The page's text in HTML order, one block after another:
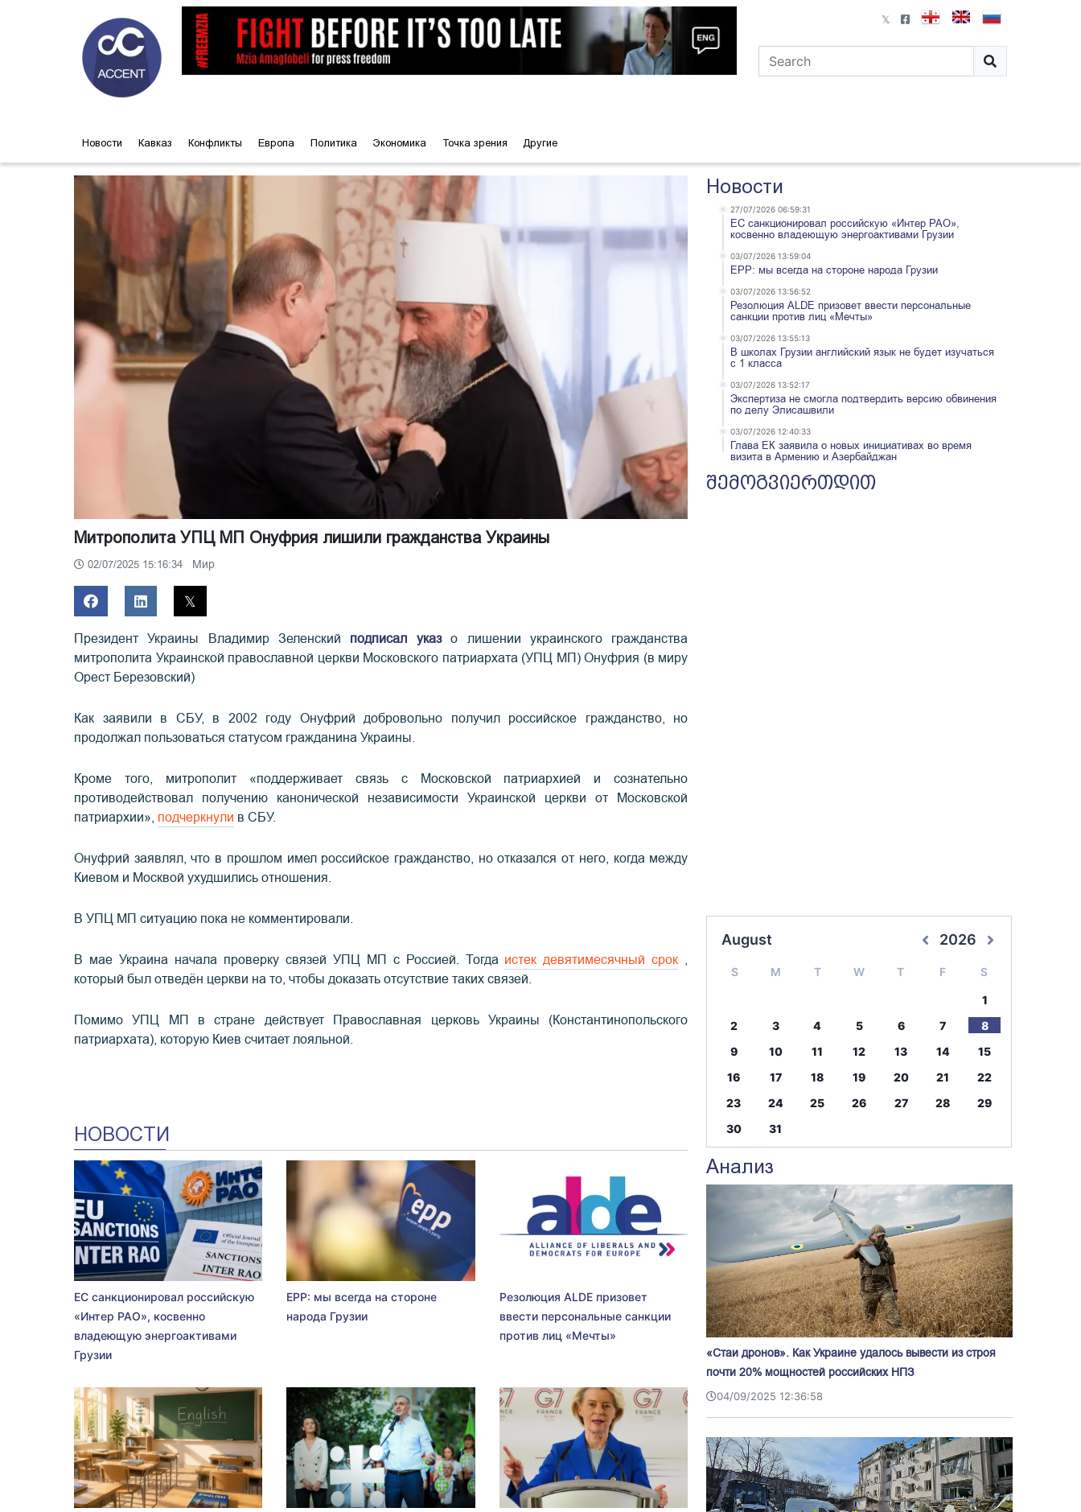
Новости Кавказ Конфликты Европа Политика Экономика Точка зрения Другие
Митрополита УПЦ МП Онуфрия лишили гражданства Украины
02/07/2025 15:16:34 Мир
Президент Украины Владимир Зеленский подписал указо лишении украинского гражданства
митрополита Украинской православной церкви Московского патриархата (УПЦ МП) Онуфрия (в миру
Орест Березовский)
Как заявили в СБУ, в 2002 году Онуфрий добровольно получил российское гражданство, но
продолжал пользоваться статусом гражданина Украины.
Кроме того, митрополит «поддерживает связь с Московской патриархией и сознательно
противодействовал получению канонической независимости Украинской церкви от Московской
патриархии», подчеркнули в СБУ.
Онуфрий заявлял, что в прошлом имел российское гражданство, но отказался от него, когда между
Киевом и Москвой ухудшились отношения.
В УПЦ МП ситуацию пока не комментировали.
В мае Украина начала проверку связей УПЦ МП с Россией. Тогда истек девятимесячный срок ,
который был отведён церкви на то, чтобы доказать отсутствие таких связей.
Помимо УПЦ МП в стране действует Православная церковь Украины (Константинопольского
патриархата), которую Киев считает лояльной.
НОВОСТИ
ЕС санкционировал российскую
«Интер РАО», косвенно
владеющую энергоактивами
Грузии
EPP: мы всегда на стороне
народа Грузии
Резолюция ALDE призовет
ввести персональные санкции
против лиц «Мечты»
Новости
27/07/2026 06:59:31
ЕС санкционировал российскую «Интер РАО»,
косвенно владеющую энергоактивами Грузии
03/07/2026 13:59:04
EPP: мы всегда на стороне народа Грузии
03/07/2026 13:56:52
Резолюция ALDE призовет ввести персональные
санкции против лиц «Мечты»
03/07/2026 13:55:13
В школах Грузии английский язык не будет изучаться
с 1 класса
03/07/2026 13:52:17
Экспертиза не смогла подтвердить версию обвинения
по делу Элисашвили
03/07/2026 12:40:33
Глава ЕК заявила о новых инициативах во время
визита в Армению и Азербайджан
შემოგვიერთდით
August 2026
S M T W T F S
1
2
3 4 5 6 7
8
9
10 11 12 13 14
15
16
17 18 19 20 21
22
23
24 25 26 27 28
29
30
31
Анализ
«Стаи дронов». Как Украине удалось вывести из строя
почти 20% мощностей российских НПЗ
04/09/2025 12:36:58